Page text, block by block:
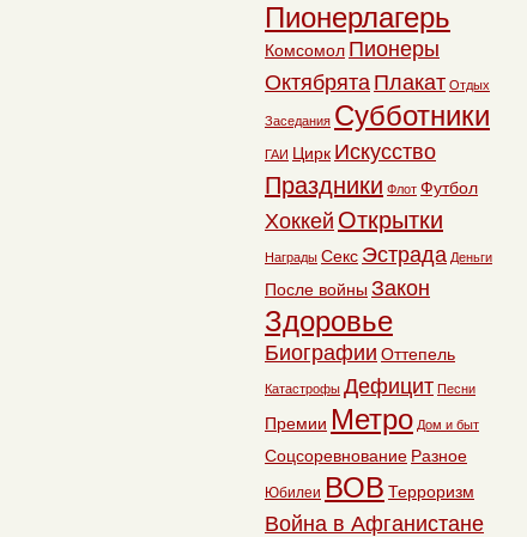
Пионерлагерь
Комсомол Пионеры
Октябрята Плакат Отдых
Заседания Субботники
ГАИ Цирк Искусство
Праздники Флот Футбол
Хоккей Открытки
Награды Секс Эстрада Деньги
После войны Закон
Здоровье
Биографии Оттепель
Катастрофы Дефицит Песни
Премии Метро Дом и быт
Соцсоревнование Разное
Юбилеи ВОВ Терроризм
Война в Афганистане